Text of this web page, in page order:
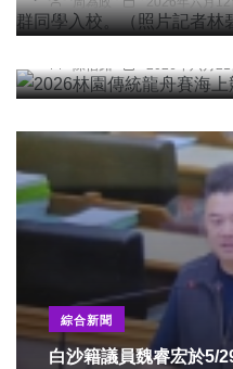
綜合新聞
2026林園傳統龍舟賽
陳信銘 2026年六月21
綜合新聞
白沙籍議員魏睿宏於5/